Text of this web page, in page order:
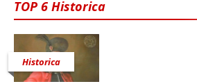
TOP 6 Historica
Historica